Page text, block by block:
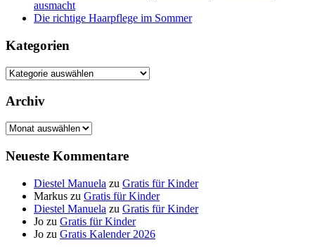
ausmacht
Die richtige Haarpflege im Sommer
Kategorien
Kategorien
Archiv
Archiv
Neueste Kommentare
Diestel Manuela zu Gratis für Kinder
Markus zu Gratis für Kinder
Diestel Manuela zu Gratis für Kinder
Jo zu Gratis für Kinder
Jo zu Gratis Kalender 2026